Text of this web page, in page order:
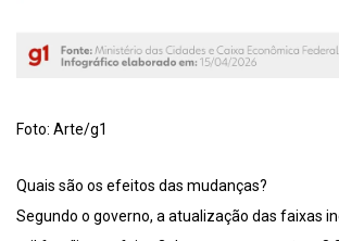
Foto: Arte/g1
Quais são os efeitos das mudanças?
Segundo o governo, a atualização das faixas